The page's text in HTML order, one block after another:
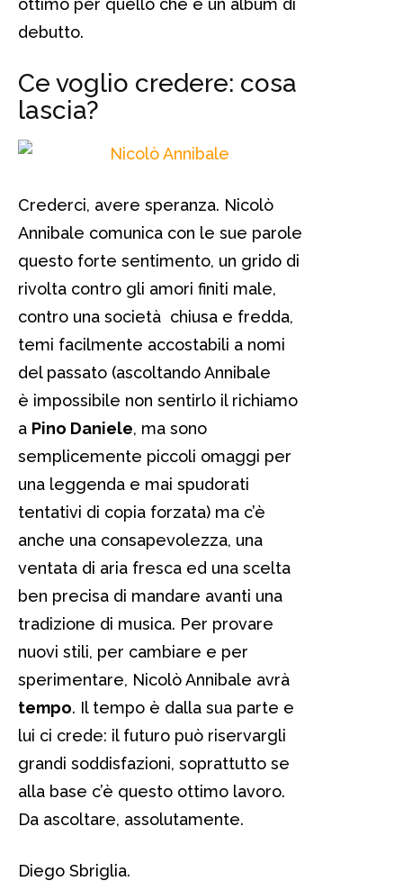
ottimo per quello che è un album di
debutto.
Ce voglio credere: cosa
lascia?
Crederci, avere speranza. Nicolò
Annibale comunica con le sue parole
questo forte sentimento, un grido di
rivolta contro gli amori finiti male,
contro una società chiusa e fredda,
temi facilmente accostabili a nomi
del passato (ascoltando Annibale
è impossibile non sentirlo il richiamo
a Pino Daniele, ma sono
semplicemente piccoli omaggi per
una leggenda e mai spudorati
tentativi di copia forzata) ma c’è
anche una consapevolezza, una
ventata di aria fresca ed una scelta
ben precisa di mandare avanti una
tradizione di musica. Per provare
nuovi stili, per cambiare e per
sperimentare, Nicolò Annibale avrà
tempo. Il tempo è dalla sua parte e
lui ci crede: il futuro può riservargli
grandi soddisfazioni, soprattutto se
alla base c’è questo ottimo lavoro.
Da ascoltare, assolutamente.
Diego Sbriglia.